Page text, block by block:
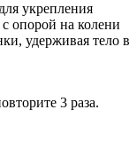
укрепления
опорой на колени
удерживая тело в
3 раза.